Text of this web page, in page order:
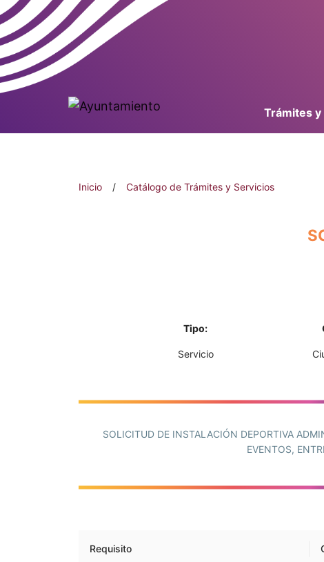
Trámites
Inicio / Catálogo de Trámites y Servicios
Tipo:
Servicio
SOLICITUD DE INSTALACIÓN DEPORTIVA
EVENTOS,
Requisito